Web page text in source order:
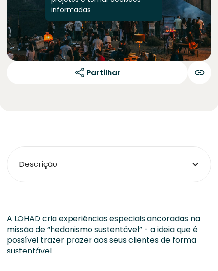
informadas.
Partilhar
Descrição
A LOHADcria experiências especiais ancoradas na
missão de “hedonismo sustentável” - a ideia que é
possível trazer prazer aos seus clientes de forma
sustentável.